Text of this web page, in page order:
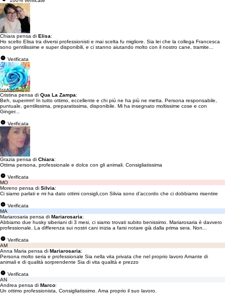
Chiara pensa di Elisa:
Ho scelto Elisa tra diversi professionisti e mai scelta fu migliore. Sia lei che la collega Francesca
sono gentilissime e super disponibili, e ci stanno aiutando molto con il nostro cane, tramite...
Verificata
Cristina pensa di Qua La Zampa:
Beh, superrrrrr! In tutto ottimo, eccellente e chi più ne ha più ne metta. Persona responsabile,
puntuale, gentilissima, preparatissima, disponibile. Mi ha insegnato moltissime cose e con
Ginger...
Verificata
Grazia pensa di Chiara:
Ottima persona, professionale e dolce con gli animali. Consigliatissima
Verificata
MO
Moreno pensa di Silvia:
Ci siamo parlati e mi ha dato ottimi consigli,con Silvia sono d’accordo che ci dobbiamo risentire
Verificata
MA
Mariarosaria pensa di Mariarosaria:
Abbiamo due husky siberiani di 3 mesi, ci siamo trovati subito benissimo. Mariarosaria è davvero
professionale. La differenza sui nostri cani inizia a farsi notare già dalla prima sera. Non...
Verificata
AM
Anna Maria pensa di Mariarosaria:
Persona molto seria e professionale Sia nella vita privata che nel proprio lavoro Amante di
animali e di qualità sorprendente Sia di vita qualità e prezzo
Verificata
AN
Andrea pensa di Marco:
Un ottimo professionista, Consigliatissimo. Ama proprio il suo lavoro.